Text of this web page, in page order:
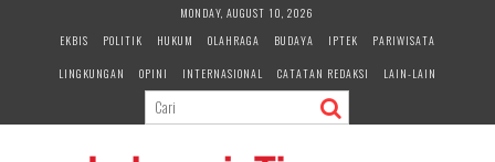
MONDAY, AUGUST 10, 2026
EKBIS
POLITIK HUKUM OLAHRAGA BUDAYA IPTEK
PARIWISATA
LINGKUNGAN
OPINI INTERNASIONAL CATATAN REDAKSI LAIN-LAIN